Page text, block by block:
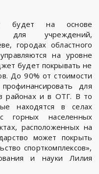
будет на основе
для учреждений,
городах областного
на уровне
будет покрывать не
До 90% от стоимости
для
районах и в ОТГ. В то
находятся в селах
горных населенных
расположенных на
может покрыть
спорткомплексов»,
и науки Лилия